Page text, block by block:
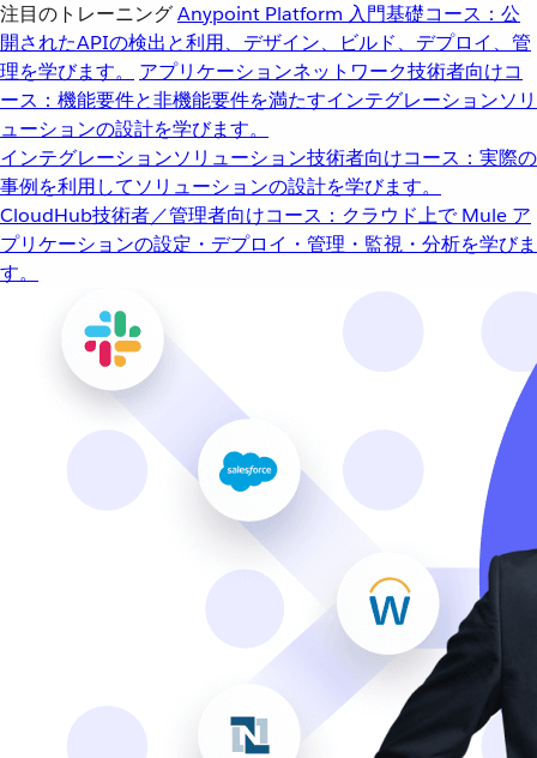
注目のトレーニングAnypoint Platform 入門基礎コース：公
開されたAPIの検出と利用、デザイン、ビルド、デプロイ、管
理を学びます。
アプリケーションネットワーク技術者向けコ
ース：機能要件と非機能要件を満たすインテグレーションソリ
ューションの設計を学びます。
インテグレーションソリューション技術者向けコース：実際の
事例を利用してソリューションの設計を学びます。
CloudHub技術者／管理者向けコース：クラウド上で Mule ア
プリケーションの設定・デプロイ・管理・監視・分析を学びま
す。